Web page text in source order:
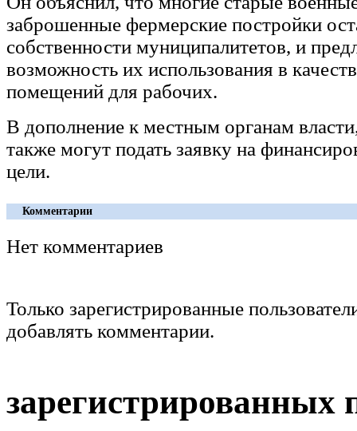
заброшенные фермерские постройки
собственности муниципалитетов, и
возможность их использования в
помещений для рабочих.
В дополнение к местным органам
также могут подать заявку на
цели.
Комментарии
Нет комментариев
Только зарегистрированные
добавлять комментарии.
зарегистрированных